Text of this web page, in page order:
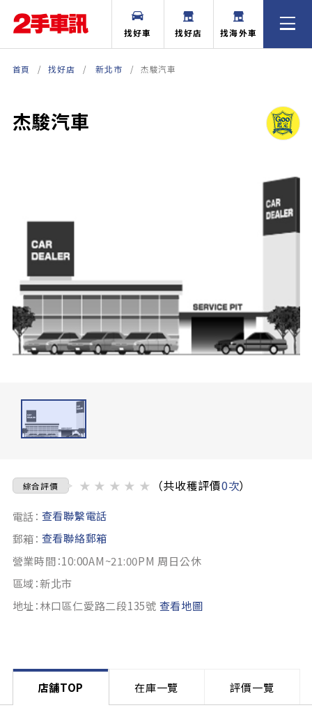
找好車 找好店 找海外車
首頁 找好店 新北市 杰駿汽車
杰駿汽車
綜合評價 ★ ★ ★ ★ ★ （共收穫評價0次）
電話： 查看聯繫電話
郵箱： 查看聯絡郵箱
營業時間：10:00AM~21:00PM 周日公休
區域：新北市
地址：林口區仁愛路二段135號 查看地圖
店舗TOP 在庫一覽 評價一覽